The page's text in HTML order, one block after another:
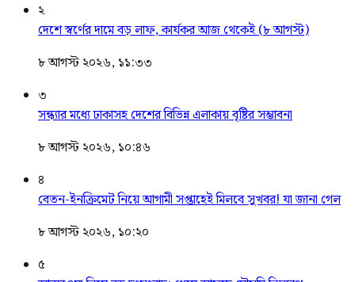
২
দেশে স্বর্ণের দামে বড় লাফ, কার্যকর আজ থেকেই (৮ আগস্ট)
৮ আগস্ট ২০২৬, ১১:৩৩
৩
সন্ধ্যার মধ্যে ঢাকাসহ দেশের বিভিন্ন এলাকায় বৃষ্টির সম্ভাবনা
৮ আগস্ট ২০২৬, ১০:৪৬
৪
বেতন-ইনক্রিমেট নিয়ে আগামী সপ্তাহেই মিলবে সুখবর! যা জানা গেল
৮ আগস্ট ২০২৬, ১০:২০
৫